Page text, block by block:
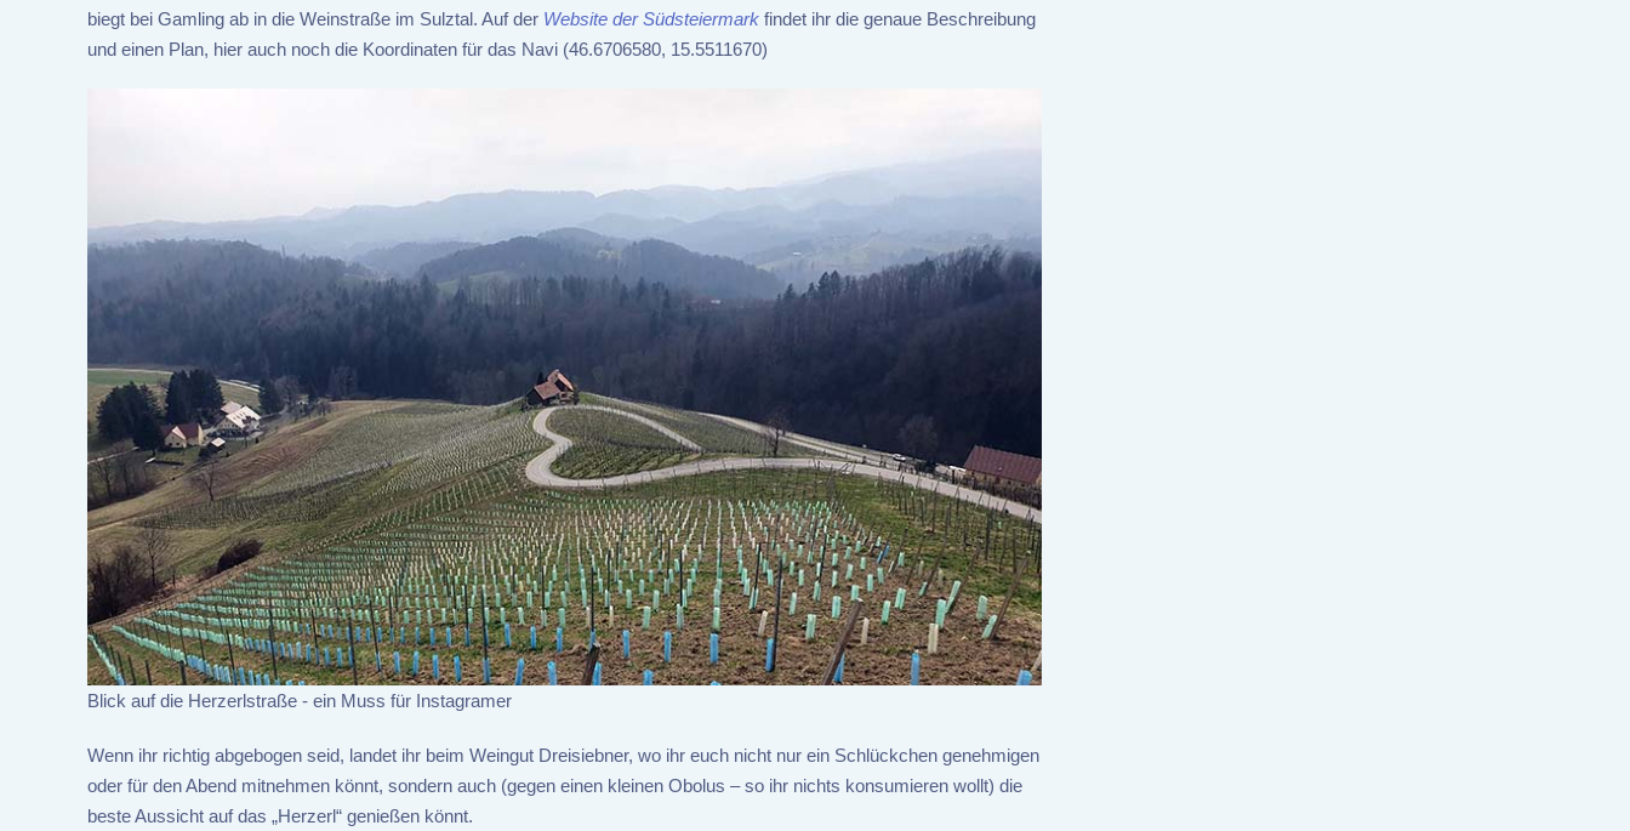
biegt bei Gamling ab in die Weinstraße im Sulztal. Auf der Website der Südsteiermark findet ihr die genaue Beschreibung
und einen Plan, hier auch noch die Koordinaten für das Navi (46.6706580, 15.5511670)
Blick auf die Herzerlstraße - ein Muss für Instagramer
Wenn ihr richtig abgebogen seid, landet ihr beim Weingut Dreisiebner, wo ihr euch nicht nur ein Schlückchen genehmigen
oder für den Abend mitnehmen könnt, sondern auch (gegen einen kleinen Obolus – so ihr nichts konsumieren wollt) die
beste Aussicht auf das „Herzerl“ genießen könnt.